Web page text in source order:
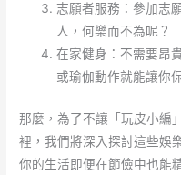
志願者服務：參加志
人，何樂而不為呢？
在家健身：不需要昂
或瑜伽動作就能讓你
那麼，為了不讓「玩皮小編
裡，我們將深入探討這些娛
你的生活即便在節儉中也能